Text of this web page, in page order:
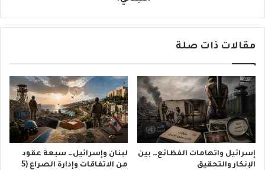
مقالات ذات صلة
إسرائيل واتهامات الفظائع… بين
الإنكار والتحقيق
لبنان وإسرائيل… سبعة عقود
من الاتفاقات وإدارة الصراع (5